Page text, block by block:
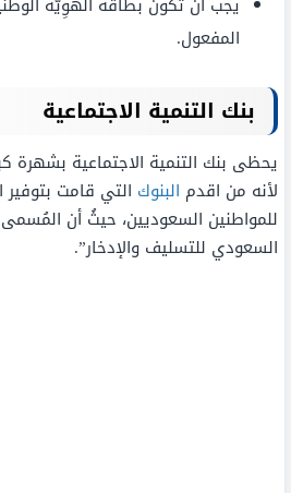
المفعول.
بنك التنمية الاجتماعية
يحظى بنك التنمية الاجتماعية بشهرة
لأنه من اقدم البنوك التي قامت
للمواطنين السعوديين، حيثُ أن المُسمى
السعودي للتسليف والإدخار”.